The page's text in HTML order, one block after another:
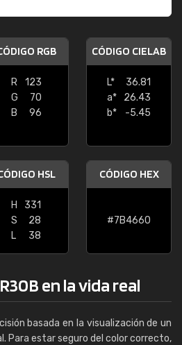
RGB
R
123
G
70
B
96
CÓDIGO CIELAB
L*
36.81
a*
26.43
b*
-5.45
HSL
H
331
S
28
L
38
CÓDIGO HEX
#7B4660
en la vida real
basada en la visualización de un
Para estar seguro del color correcto,